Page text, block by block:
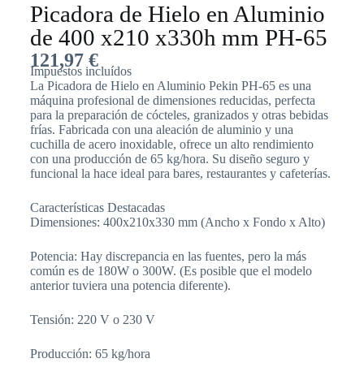
Picadora de Hielo en Aluminio
de 400 x210 x330h mm PH-65
121,97 €
Impuestos incluídos
La Picadora de Hielo en Aluminio Pekin PH-65 es una
máquina profesional de dimensiones reducidas, perfecta
para la preparación de cócteles, granizados y otras bebidas
frías. Fabricada con una aleación de aluminio y una
cuchilla de acero inoxidable, ofrece un alto rendimiento
con una producción de 65 kg/hora. Su diseño seguro y
funcional la hace ideal para bares, restaurantes y cafeterías.
Características Destacadas
Dimensiones: 400x210x330 mm (Ancho x Fondo x Alto)
Potencia: Hay discrepancia en las fuentes, pero la más
común es de 180W o 300W. (Es posible que el modelo
anterior tuviera una potencia diferente).
Tensión: 220 V o 230 V
Producción: 65 kg/hora